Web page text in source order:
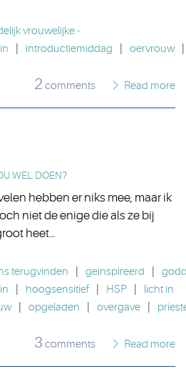
vrouwelijke -
introductiemiddag oervrouw
2 comments Read more
WEL DOEN?
hebben er niks mee, maar ik
niet de enige die als ze bij
heet…
terugvinden geinspireerd
hoogsensitief HSP
licht in
opgeladen overgave
3 comments Read more